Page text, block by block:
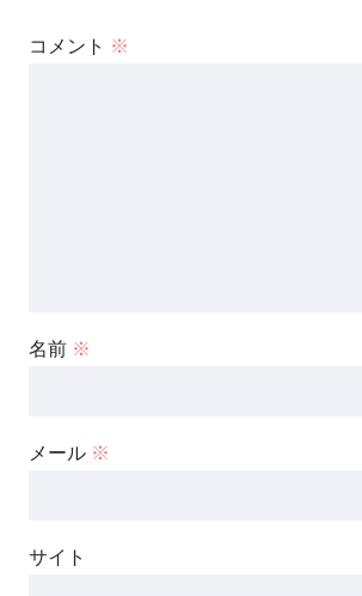
コメント ※
名前 ※
メール ※
サイト